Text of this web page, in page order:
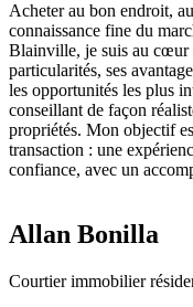
Acheter au bon endroit,
connaissance fine du
Blainville, je suis au cœur
particularités, ses
les opportunités les plus
conseillant de façon
propriétés. Mon objectif
transaction : une
confiance, avec un
Allan Bonilla
Courtier immobilier